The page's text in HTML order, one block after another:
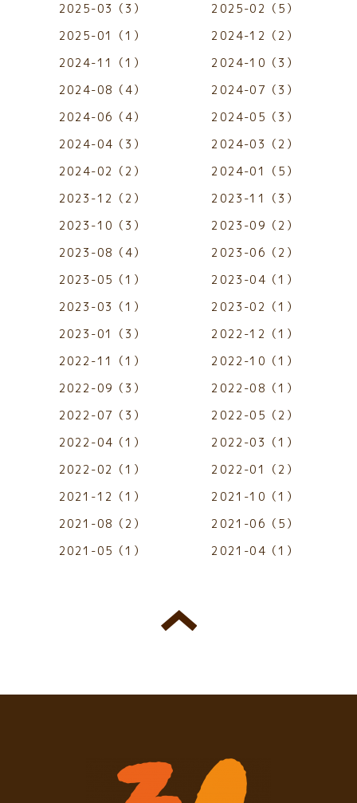
2025-03（3）
2025-02（5）
2025-01（1）
2024-12（2）
2024-11（1）
2024-10（3）
2024-08（4）
2024-07（3）
2024-06（4）
2024-05（3）
2024-04（3）
2024-03（2）
2024-02（2）
2024-01（5）
2023-12（2）
2023-11（3）
2023-10（3）
2023-09（2）
2023-08（4）
2023-06（2）
2023-05（1）
2023-04（1）
2023-03（1）
2023-02（1）
2023-01（3）
2022-12（1）
2022-11（1）
2022-10（1）
2022-09（3）
2022-08（1）
2022-07（3）
2022-05（2）
2022-04（1）
2022-03（1）
2022-02（1）
2022-01（2）
2021-12（1）
2021-10（1）
2021-08（2）
2021-06（5）
2021-05（1）
2021-04（1）